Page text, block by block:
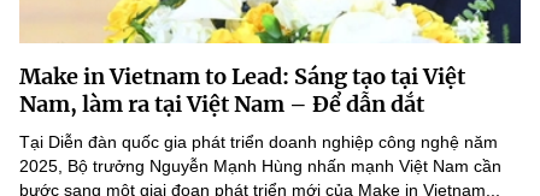
Make in Vietnam to Lead: Sáng tạo tại Việt
Nam, làm ra tại Việt Nam – Để dẫn dắt
Tại Diễn đàn quốc gia phát triển doanh nghiệp công nghệ năm
2025, Bộ trưởng Nguyễn Mạnh Hùng nhấn mạnh Việt Nam cần
bước sang một giai đoạn phát triển mới của Make in Vietnam...